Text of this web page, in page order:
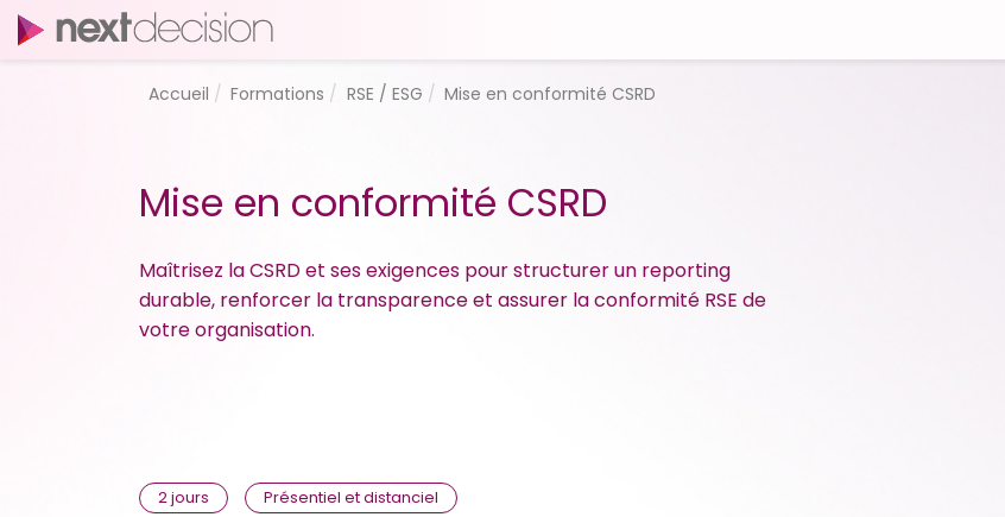
Accueil Formations RSE / ESG Mise en conformité CSRD
Mise en conformité CSRD
Maîtrisez la CSRD et ses exigences pour structurer un reporting
durable, renforcer la transparence et assurer la conformité RSE de
votre organisation.
2 jours Présentiel et distanciel